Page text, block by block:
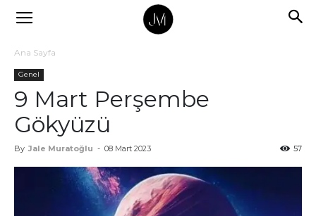
Ana Sayfa
Genel
9 Mart Perşembe
Gökyüzü
By Jale Muratoğlu - 08 Mart 2023 57